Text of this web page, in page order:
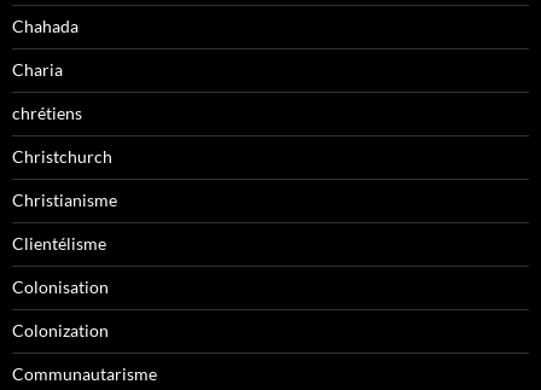
Chahada
Charia
chrétiens
Christchurch
Christianisme
Clientélisme
Colonisation
Colonization
Communautarisme